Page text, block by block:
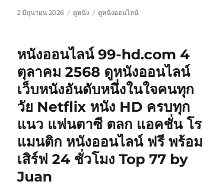
เขียน
2 มิถุนายน 2026
หมวด
ดูหนัง
ป้าย
ดูหนังออนไลน์
หนังออนไลน์ 99-hd.com 4
ตุลาคม 2568 ดูหนังออนไลน์
เว็บหนังอันดับหนึ่งในใจคนทุก
วัย Netflix หนัง HD ครบทุก
แนว แฟนตาซี ตลก แอคชั่น โร
แมนติก หนังออนไลน์ ฟรี พร้อม
เสิร์ฟ 24 ชั่วโมง Top 77 by
Juan